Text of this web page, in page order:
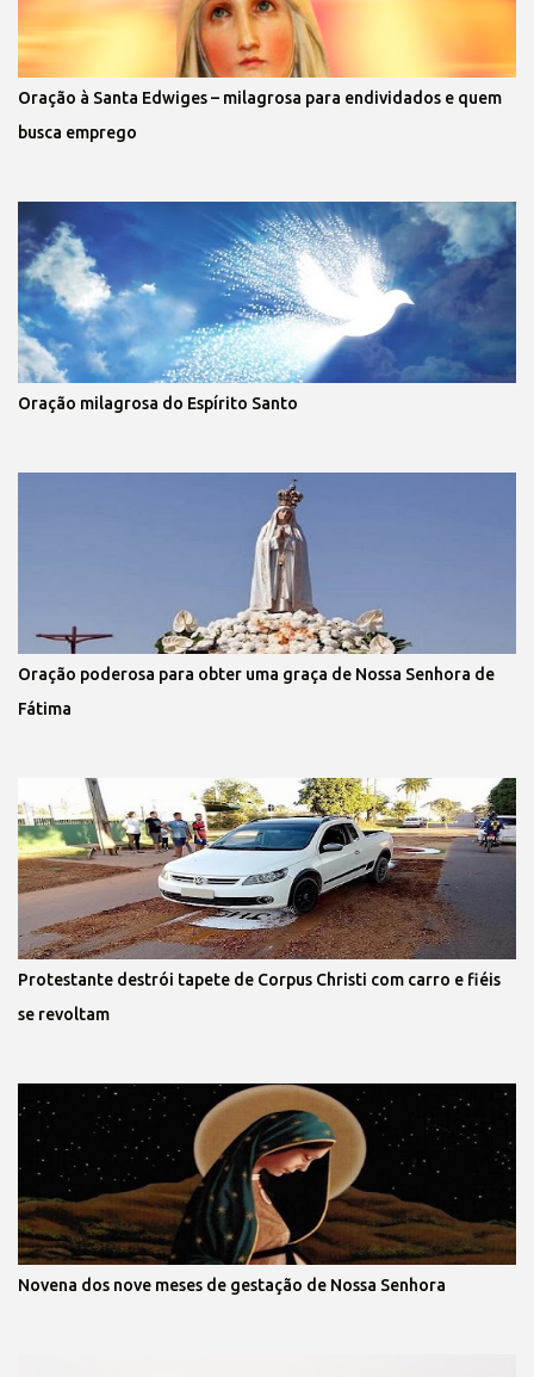
Oração à Santa Edwiges – milagrosa para endividados e quem
busca emprego
Oração milagrosa do Espírito Santo
Oração poderosa para obter uma graça de Nossa Senhora de
Fátima
Protestante destrói tapete de Corpus Christi com carro e fiéis
se revoltam
Novena dos nove meses de gestação de Nossa Senhora